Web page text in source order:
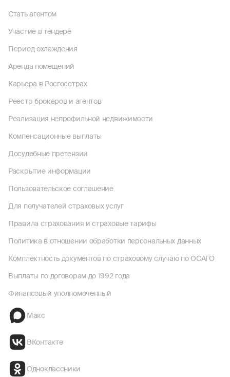
Стать агентом
Участие в тендере
Период охлаждения
Аренда помещений
Карьера в Росгосстрах
Реестр брокеров и агентов
Реализация непрофильной недвижимости
Компенсационные выплаты
Досудебные претензии
Раскрытие информации
Пользовательское соглашение
Для получателей страховых услуг
Правила страхования и страховые тарифы
Политика в отношении обработки персональных данных
Комплектность документов по страховому случаю по ОСАГО
Выплаты по договорам до 1992 года
Финансовый уполномоченный
Макс
ВКонтакте
Одноклассники